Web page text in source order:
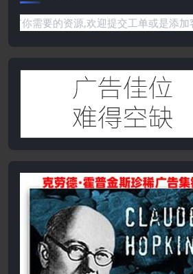
要的资源,欢迎提交工单或是添加客服微